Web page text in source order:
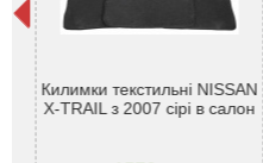
Килимки текстильні NISSAN
X-TRAIL з 2007 сірі в салон